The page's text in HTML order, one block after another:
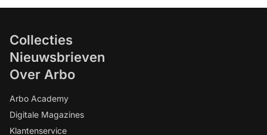
Collecties
Nieuwsbrieven
Over Arbo
Arbo Academy
Digitale Magazines
Klantenservice